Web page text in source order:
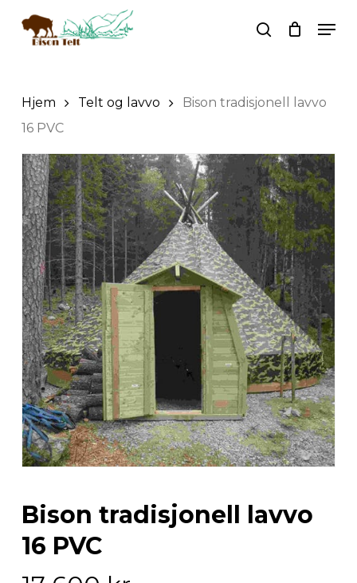
search
Hjem Telt og lavvo
Bison tradisjonell lavvo
16 PVC
Bison tradisjonell lavvo
16 PVC